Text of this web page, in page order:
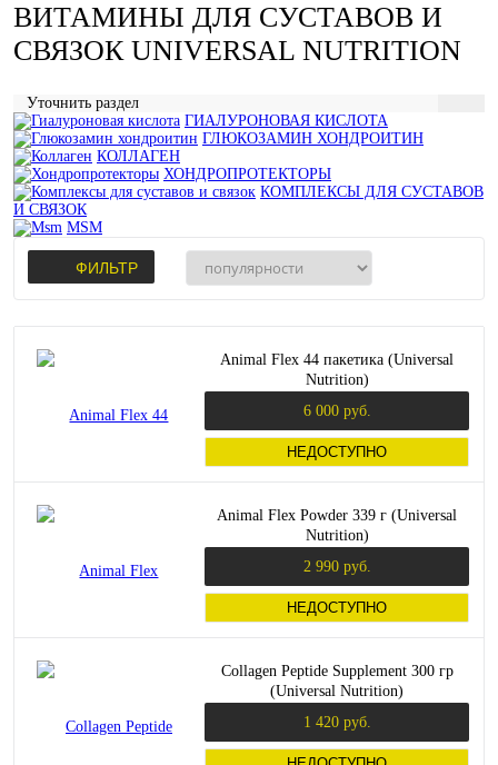
ВИТАМИНЫ ДЛЯ СУСТАВОВ И
СВЯЗОК UNIVERSAL NUTRITION
Уточнить раздел
ГИАЛУРОНОВАЯ КИСЛОТА
ГЛЮКОЗАМИН ХОНДРОИТИН
КОЛЛАГЕН
ХОНДРОПРОТЕКТОРЫ
КОМПЛЕКСЫ ДЛЯ СУСТАВОВ
И СВЯЗОК
MSM
ФИЛЬТР
Animal Flex 44 пакетика (Universal
Nutrition)
6 000 руб.
НЕДОСТУПНО
Animal Flex Powder 339 г (Universal
Nutrition)
2 990 руб.
НЕДОСТУПНО
Collagen Peptide Supplement 300 гр
(Universal Nutrition)
1 420 руб.